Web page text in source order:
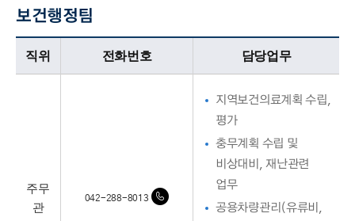
보건행정팀
보건행정팀업무담당자의 정보로 직위, 전화번호, 담당업무를 안내하고 있습니다
직위 전화번호 담당업무
주무
관
042-288-8013
지역보건의료계획 수립,
평가
충무계획 수립 및
비상대비, 재난관련
업무
공용차량관리(유류비,